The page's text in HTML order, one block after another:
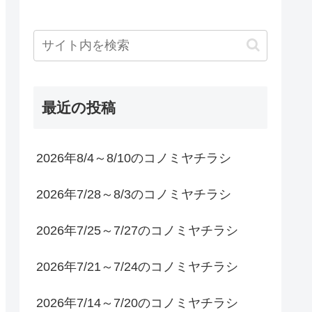
最近の投稿
2026年8/4～8/10のコノミヤチラシ
2026年7/28～8/3のコノミヤチラシ
2026年7/25～7/27のコノミヤチラシ
2026年7/21～7/24のコノミヤチラシ
2026年7/14～7/20のコノミヤチラシ